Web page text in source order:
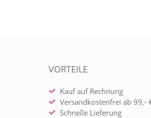
VORTEILE
Kauf auf Rechnung
Versandkostenfrei ab 99,-
Schnelle Lieferung